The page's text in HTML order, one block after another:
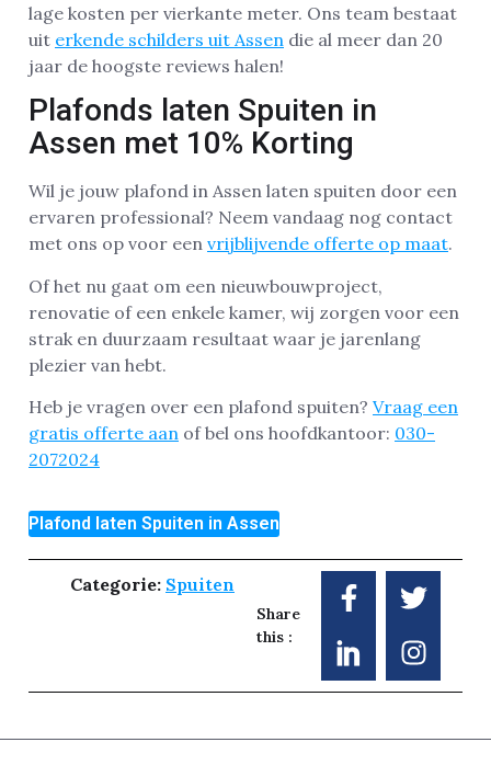
lage kosten per vierkante meter. Ons team bestaat
uit erkende schilders uit Assen die al meer dan 20
jaar de hoogste reviews halen!
Plafonds laten Spuiten in
Assen met 10% Korting
Wil je jouw plafond in Assen laten spuiten door een
ervaren professional? Neem vandaag nog contact
met ons op voor een vrijblijvende offerte op maat.
Of het nu gaat om een nieuwbouwproject,
renovatie of een enkele kamer, wij zorgen voor een
strak en duurzaam resultaat waar je jarenlang
plezier van hebt.
Heb je vragen over een plafond spuiten? Vraag een
gratis offerte aan of bel ons hoofdkantoor: 030-
2072024
Plafond laten Spuiten in Assen
Categorie: Spuiten
Share
this :